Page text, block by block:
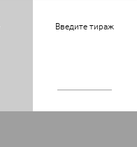
Введите тираж